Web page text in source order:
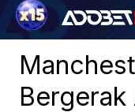
Bergerak